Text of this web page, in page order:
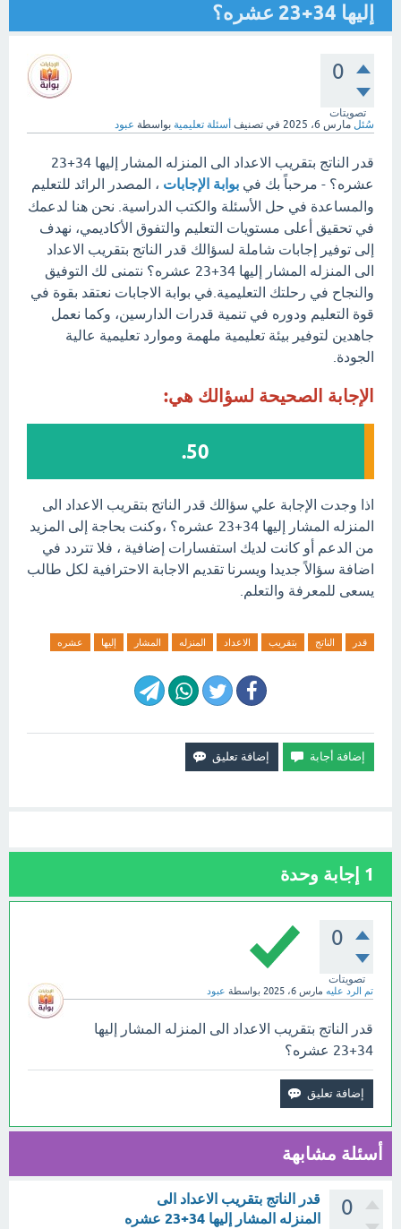
إليها 34+23 عشره؟
0
تصويتات
سُئل مارس 6، 2025 في تصنيف أسئلة تعليمية بواسطة عبود
قدر الناتج بتقريب الاعداد الى المنزله المشار إليها 34+23
عشره؟ - مرحباً بك في بوابة الإجابات ، المصدر الرائد للتعليم
والمساعدة في حل الأسئلة والكتب الدراسية. نحن هنا لدعمك
في تحقيق أعلى مستويات التعليم والتفوق الأكاديمي، نهدف
إلى توفير إجابات شاملة لسؤالك قدر الناتج بتقريب الاعداد
الى المنزله المشار إليها 34+23 عشره؟ نتمنى لك التوفيق
والنجاح في رحلتك التعليمية.في بوابة الاجابات نعتقد بقوة في
قوة التعليم ودوره في تنمية قدرات الدارسين، وكما نعمل
جاهدين لتوفير بيئة تعليمية ملهمة وموارد تعليمية عالية
الجودة.
الإجابة الصحيحة لسؤالك هي:
50.
اذا وجدت الإجابة علي سؤالك قدر الناتج بتقريب الاعداد الى
المنزله المشار إليها 34+23 عشره؟ ،وكنت بحاجة إلى المزيد
من الدعم أو كانت لديك استفسارات إضافية ، فلا تتردد في
اضافة سؤالاً جديدا ويسرنا تقديم الاجابة الاحترافية لكل طالب
يسعى للمعرفة والتعلم.
قدر الناتج بتقريب الاعداد المنزله المشار إليها عشره
1 إجابة وحدة
0
تصويتات
تم الرد عليه مارس 6، 2025 بواسطة عبود
قدر الناتج بتقريب الاعداد الى المنزله المشار إليها
34+23 عشره؟
أسئلة مشابهة
0
قدر الناتج بتقريب الاعداد الى
المنزله المشار إليها 34+23 عشره